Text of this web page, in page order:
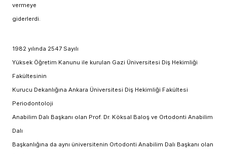
vermeye
giderlerdi.
1982 yılında 2547 Sayılı
Yüksek Öğretim Kanunu ile kurulan Gazi Üniversitesi Diş Hekimliği
Fakültesinin
Kurucu Dekanlığına Ankara Üniversitesi Diş Hekimliği Fakültesi
Periodontoloji
Anabilim Dalı Başkanı olan Prof. Dr. Köksal Baloş ve Ortodonti Anabilim
Dalı
Başkanlığına da aynı üniversitenin Ortodonti Anabilim Dalı Başkanı olan